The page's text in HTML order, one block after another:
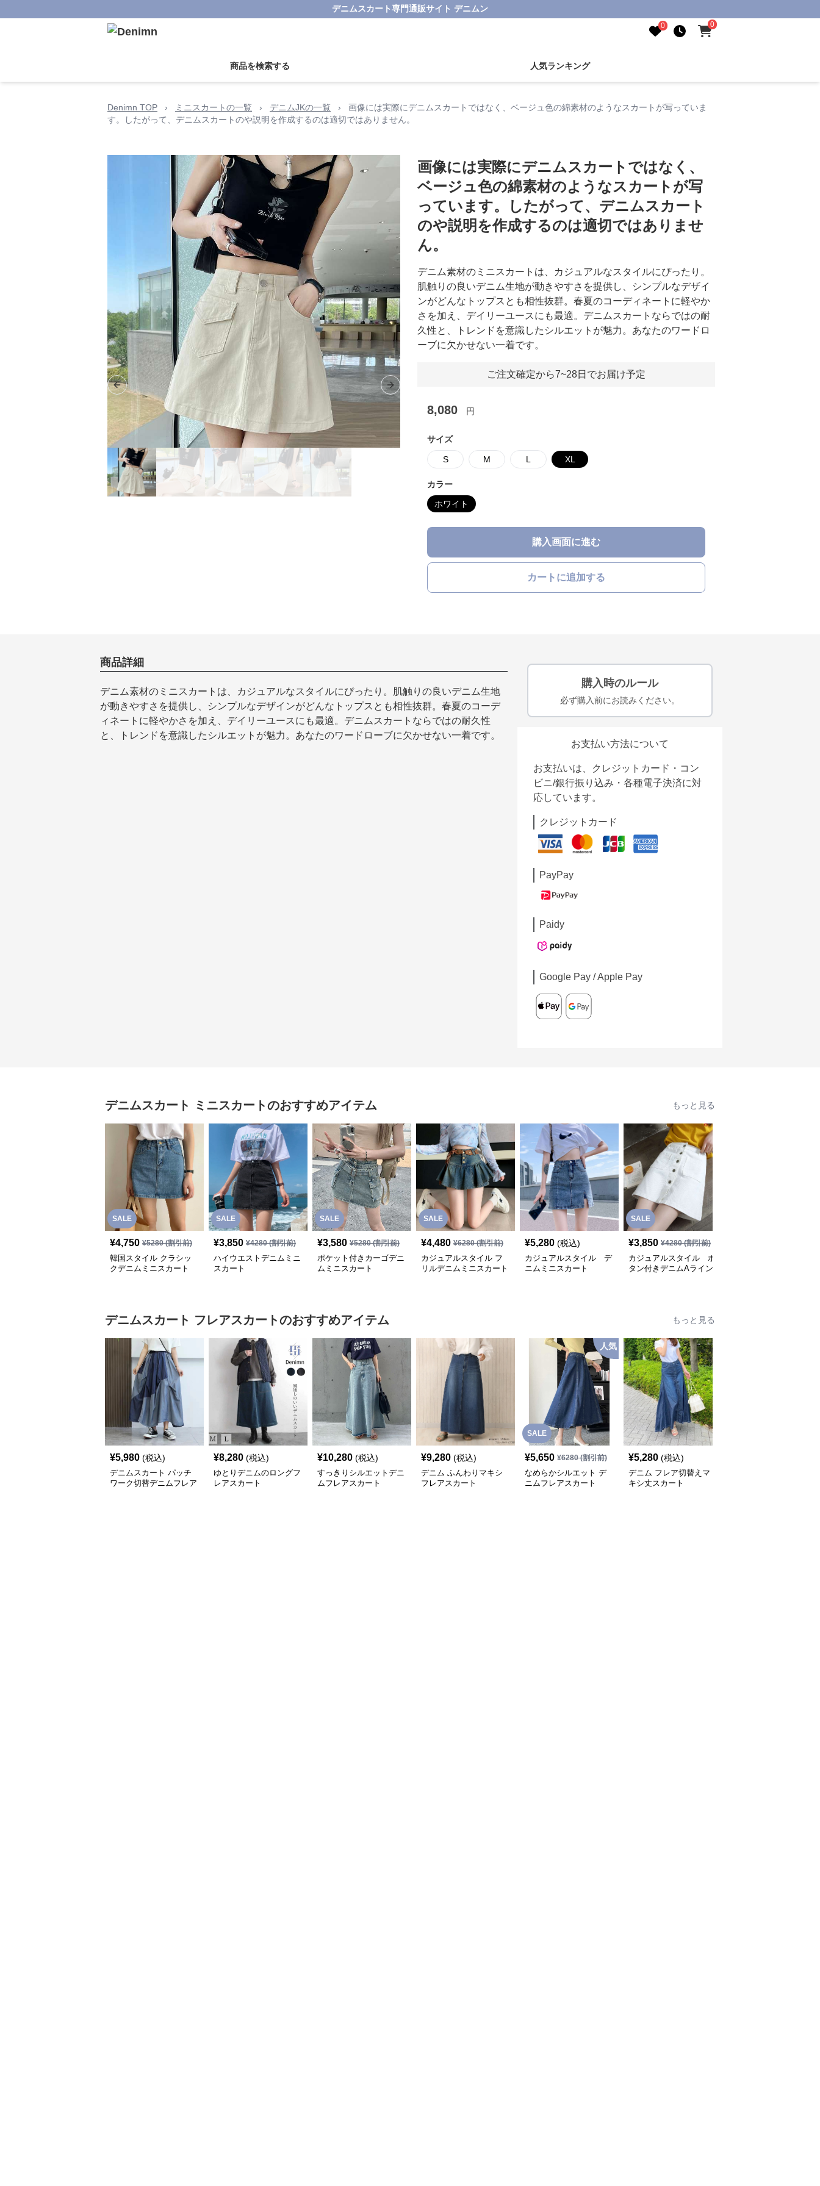
デニムスカート専門通販サイト デニムン
0 0
商品を検索する 人気ランキング
Denimn TOP › ミニスカートの一覧 › デニムJKの一覧 ›
画像には実際にデニムスカートではなく、ベージュ色の綿素材のようなスカートが写っていま
す。したがって、デニムスカートのや説明を作成するのは適切ではありません。
Previous slide Next slide
画像には実際にデニムスカートではなく、
ベージュ色の綿素材のようなスカートが写
っています。したがって、デニムスカート
のや説明を作成するのは適切ではありませ
ん。
デニム素材のミニスカートは、カジュアルなスタイルにぴったり。
肌触りの良いデニム生地が動きやすさを提供し、シンプルなデザイ
ンがどんなトップスとも相性抜群。春夏のコーディネートに軽やか
さを加え、デイリーユースにも最適。デニムスカートならではの耐
久性と、トレンドを意識したシルエットが魅力。あなたのワードロ
ーブに欠かせない一着です。
ご注文確定から7~28日でお届け予定
8,080 円
サイズ
S M L XL
カラー
ホワイト
購入画面に進む
カートに追加する
商品詳細
デニム素材のミニスカートは、カジュアルなスタイルにぴったり。肌触りの良いデニム生地
が動きやすさを提供し、シンプルなデザインがどんなトップスとも相性抜群。春夏のコーデ
ィネートに軽やかさを加え、デイリーユースにも最適。デニムスカートならではの耐久性
と、トレンドを意識したシルエットが魅力。あなたのワードローブに欠かせない一着です。
購入時のルール
必ず購入前にお読みください。
お支払い方法について
お支払いは、クレジットカード・コン
ビニ/銀行振り込み・各種電子決済に対
応しています。
クレジットカード
PayPay
Paidy
Google Pay / Apple Pay
デニムスカート ミニスカートのおすすめアイテム もっと見る
SALE
¥4,750 ¥5280(割引前)
韓国スタイル クラシッ
クデニムミニスカート
SALE
¥3,850 ¥4280(割引前)
ハイウエストデニムミニ
スカート
SALE
¥3,580 ¥5280(割引前)
ポケット付きカーゴデニ
ムミニスカート
SALE
¥4,480 ¥6280(割引前)
カジュアルスタイル フ
リルデニムミニスカート
¥5,280 (税込)
カジュアルスタイル デ
ニムミニスカート
SALE
¥3,850 ¥4280(割引前)
カジュアルスタイル ボ
タン付きデニムAライン
デニムスカート フレアスカートのおすすめアイテム もっと見る
¥5,980 (税込)
デニムスカート パッチ
ワーク切替デニムフレア
¥8,280 (税込)
ゆとりデニムのロングフ
レアスカート
¥10,280 (税込)
すっきりシルエットデニ
ムフレアスカート
¥9,280 (税込)
デニム ふんわりマキシ
フレアスカート
SALE
人気
¥5,650 ¥6280(割引前)
なめらかシルエット デ
ニムフレアスカート
¥5,280 (税込)
デニム フレア切替えマ
キシ丈スカート